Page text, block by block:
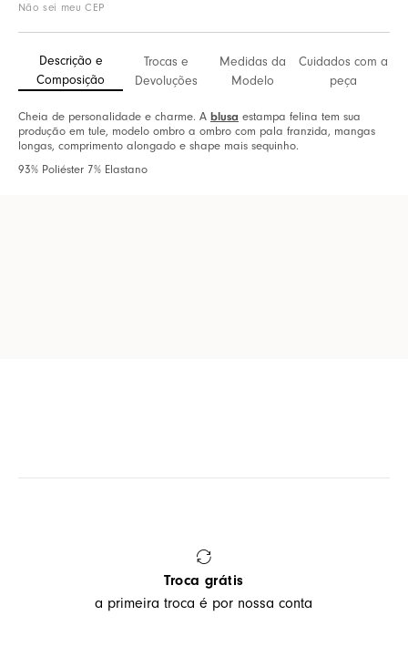
Não sei meu CEP
Descrição e
Composição
Trocas e
Devoluções
Medidas da
Modelo
Cuidados com a
peça
Cheia de personalidade e charme. A blusa estampa felina tem sua
produção em tule, modelo ombro a ombro com pala franzida, mangas
longas, comprimento alongado e shape mais sequinho.
93% Poliéster 7% Elastano
Troca grátis
a primeira troca é por nossa conta